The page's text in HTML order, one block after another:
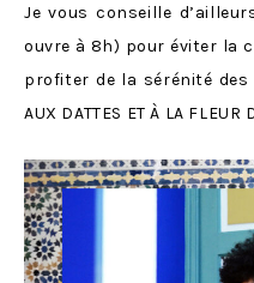
Je vous conseille
ouvre à 8h) pour éviter la
profiter de la sérénité des
AUX DATTES ET À LA FLEUR